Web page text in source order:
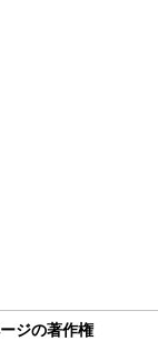
ジの著作権